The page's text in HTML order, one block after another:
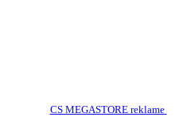
CS MEGASTORE reklame